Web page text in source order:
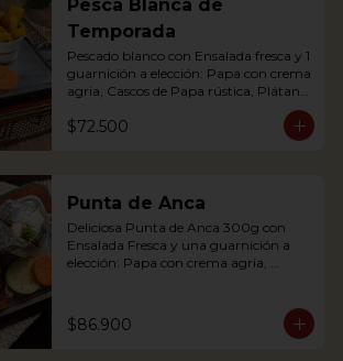
potato with sour cream, accompanied
with a fresh salad.
Pesca Blanca de
Temporada
Pescado blanco con Ensalada fresca y 1
guarnición a elección: Papa con crema
agria, Cascos de Papa rústica, Plátano
maduro con Quesito, Palitos de Yuca,
Puré de Papa y Arracacha
$72.500
Punta de Anca
Deliciosa Punta de Anca 300g con
Ensalada Fresca y una guarnición a
elección: Papa con crema agria,
Yuca, Puré de papa y arracacha
$86.900